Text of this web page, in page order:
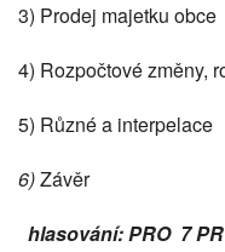
3) Prodej majetku obce
4) Rozpočtové změny,
5) Různé a interpelace
6)Závěr
hlasování: PRO 7